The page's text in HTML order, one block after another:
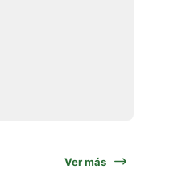
Ver más